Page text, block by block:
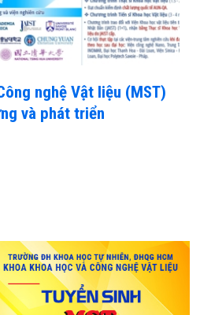
nghệ Vật liệu (MST)
và phát triển